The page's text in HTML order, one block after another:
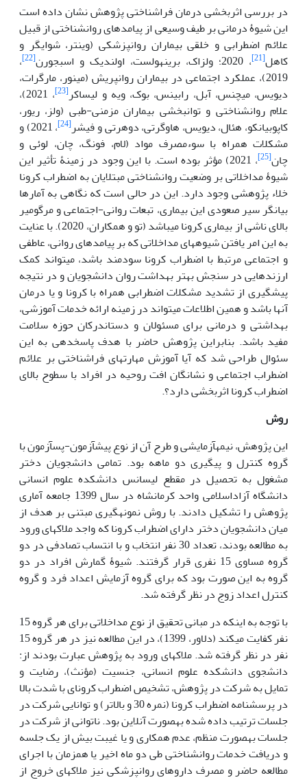
در بررسی اثربخشی درمان فراشناختی پژوهش نشان داده است
این شیوۀ درمانی بر طیف وسیعی از پیامدهای روان‏شناختی از قبیل
علائم اضطرابی و خلقی بیماران روان‏پزشکی (وینتر، شوایگر و
کاهل[21] ، 2020؛ ولزاک، برینهولست، اولندیک و اسبجورن [22]
،
2019)، عملکرد اجتماعی در بیماران روان‏پریش (مینور، مارگرات،
دیویس، میچنس، آبل، رابینس، بوک، ویه و لیساکر[23]
، 2021)،
علام روان‏شناختی و توان‏بخشی بیماران مزمنی-طبی (ولز، ریور،
کاپوبیانکو، هئال، دیویس، هاوگرتی، دوهرتی و فیشر[24]
، 2021) و
مشکلات همراه با سوءمصرف مواد (لام، فونگ، چان، لوئی و
چان[25]
، 2021) مؤثر بوده است. با این وجود در زمینۀ تأثیر این
شیوۀ مداخلاتی بر وضعیت روان‏شناختی مبتلایان به اضطراب کرونا
خلاء پژوهشی وجود دارد. این در حالی است که نگاهی به آمارها
بیانگر سیر صعودی این بیماری، تبعات روانی-اجتماعی و مرگ‏ومیر
بالای ناشی از بیماری کرونا می‏باشد (تو و همکاران، 2020). با عنایت
به این امر یافتن شیوه‏های مداخلاتی که بر پیامدهای روانی، عاطفی
و اجتماعی مرتبط با اضطراب کرونا سودمند باشد، می‏تواند کمک
ارزنده‏ایی در سنجش بهتر بهداشت روان دانشجویان و در نتیجه
پیشگیری از تشدید مشکلات اضطرابی همراه با کرونا و یا درمان
آن‏ها باشد و همین اطلاعات می‏تواند در زمینه ارائه خدمات آموزشی،
بهداشتی و درمانی برای مسئولان و دست‏اندرکان حوزه سلامت
مفید باشد. بنابراین پژوهش حاضر با هدف پاسخ‏دهی به این
سئوال طراحی شد که آیا آموزش مهارت‏های فراشناختی بر علائم
اضطراب اجتماعی و نشانگان افت روحیه در افراد با سطوح بالای
اضطراب کرونا اثربخشی دارد؟.
روش
این پژوهش، نیمه­آزمایشی و طرح آن از نوع پیش‏آزمون-پس‏آزمون با
گروه کنترل و پیگیری دو ماهه بود. تمامی دانشجویان دختر
مشغول به تحصیل در مقطع لیسانس دانشکده علوم انسانی
دانشگاه آزاداسلامی واحد کرمانشاه در سال 1399 جامعه آماری
پژوهش را تشکیل دادند. با روش نمونه‏گیری مبتنی بر هدف از
میان دانشجویان دختر دارای اضطراب کرونا که واجد ملاک‏های ورود
به مطالعه بودند، تعداد 30 نفر انتخاب و با انتساب تصادفی در دو
گروه مساوی 15 نفری قرار گرفتند. شیوۀ گمارش افراد در دو
گروه به این صورت بود که برای گروه آزمایش اعداد فرد و گروه
کنترل اعداد زوج در نظر گرفته شد.
با توجه به این‏که در مبانی تحقیق از نوع مداخلاتی برای هر گروه 15
نفر کفایت می‏کند (دلاور، 1399)، در این مطالعه نیز در هر گروه 15
نفر در نظر گرفته شد. ملاک‏های ورود به پژوهش عبارت بودند از:
دانشجوی دانشکده علوم انسانی، جنسیت (مؤنث)، رضایت و
تمایل به شرکت در پژوهش، تشخیص اضطراب کرونای با شدت بالا
در پرسشنامه اضطراب کرونا (نمره 30 و بالاتر) و توانایی شرکت در
جلسات ترتیب داده شده به‏صورت آنلاین بود. ناتوانی از شرکت در
جلسات به‏صورت منظم، عدم همکاری و یا غیبت بیش از یک جلسه
و دریافت خدمات روان‏شناختی طی دو ماه اخیر یا همزمان با اجرای
مطالعه حاضر و مصرف داروهای روان‏پزشکی نیز ملاک‏های خروج از